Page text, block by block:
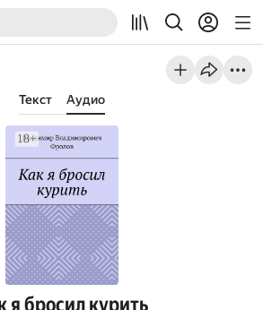
Текст Аудио
я бросил курить